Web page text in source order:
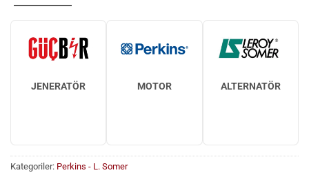
JENERATÖR MOTOR ALTERNATÖR
Kategoriler: Perkins - L. Somer